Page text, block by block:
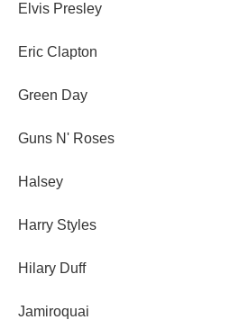
Elvis Presley
Eric Clapton
Green Day
Guns N' Roses
Halsey
Harry Styles
Hilary Duff
Jamiroquai